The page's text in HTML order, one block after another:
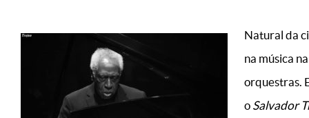
Natural da
na música
orquestras.
o Salvador